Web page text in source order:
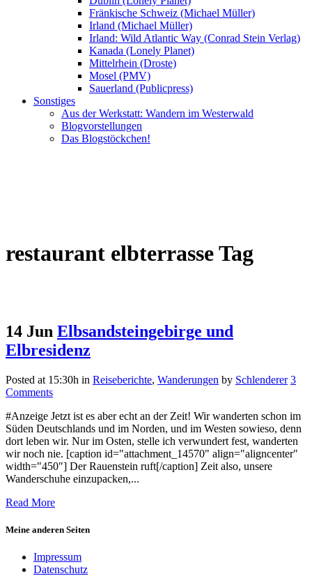
Fränkische Schweiz (Michael Müller)
Irland (Michael Müller)
Irland: Wild Atlantic Way (Conrad Stein Verlag)
Kanada (Lonely Planet)
Mittelrhein (Droste)
Mosel (PMV)
Sauerland (Publicpress)
Sonstiges
Aus der Werkstatt: Wandern im Westerwald
Blogvorstellungen
Das Blogstöckchen!
restaurant elbterrasse Tag
14 Jun Elbsandsteingebirge und
Elbresidenz
Posted at 15:30h in Reiseberichte, Wanderungen by Schlenderer 3
Comments
#Anzeige Jetzt ist es aber echt an der Zeit! Wir wanderten schon im
Süden Deutschlands und im Norden, und im Westen sowieso, denn
dort leben wir. Nur im Osten, stelle ich verwundert fest, wanderten
wir noch nie. [caption id="attachment_14570" align="aligncenter"
width="450"] Der Rauenstein ruft[/caption] Zeit also, unsere
Wanderschuhe einzupacken,...
Read More
Meine anderen Seiten
Impressum
Datenschutz